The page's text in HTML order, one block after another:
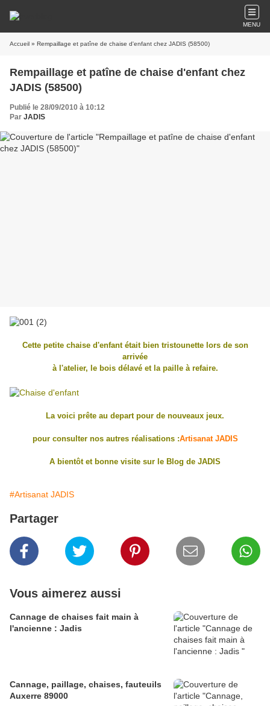
MENU
Accueil » Rempaillage et patîne de chaise d'enfant chez JADIS (58500)
Rempaillage et patîne de chaise d'enfant chez
JADIS (58500)
Publié le 28/09/2010 à 10:12
Par JADIS
Cette petite chaise d'enfant était bien tristounette lors de son
arrivée
à l'atelier, le bois délavé et la paille à refaire.
La voici prête au depart pour de nouveaux jeux.
pour consulter nos autres réalisations :Artisanat JADIS
A bientôt et bonne visite sur le Blog de JADIS
#Artisanat JADIS
Partager
Vous aimerez aussi
Cannage de chaises fait main à
l'ancienne : Jadis
Cannage, paillage, chaises, fauteuils
Auxerre 89000